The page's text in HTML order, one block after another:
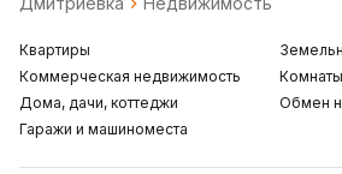
Квартиры
Коммерческая недвижимость
Дома, дачи, коттеджи
Гаражи и машиноместа
Комнаты
Обмен